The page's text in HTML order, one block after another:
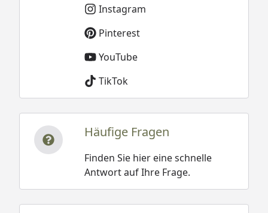
Instagram
Pinterest
YouTube
TikTok
Häufige Fragen
Finden Sie hier eine schnelle
Antwort auf Ihre Frage.